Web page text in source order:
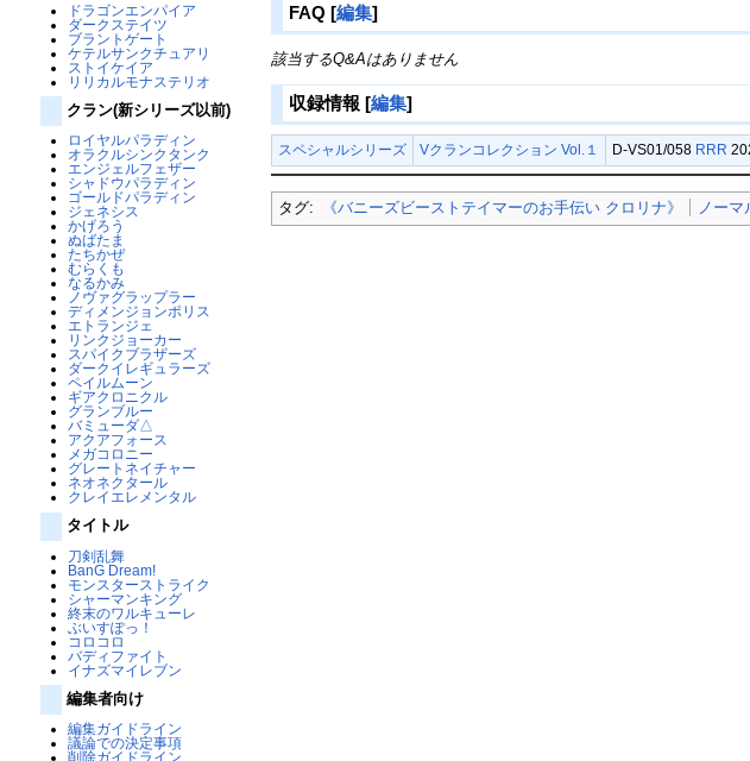
ドラゴンエンパイア
ダークステイツ
ブラントゲート
ケテルサンクチュアリ
ストイケイア
リリカルモナステリオ
クラン(新シリーズ以前)
ロイヤルパラディン
オラクルシンクタンク
エンジェルフェザー
シャドウパラディン
ゴールドパラディン
ジェネシス
かげろう
ぬばたま
たちかぜ
むらくも
なるかみ
ノヴァグラップラー
ディメンジョンポリス
エトランジェ
リンクジョーカー
スパイクブラザーズ
ダークイレギュラーズ
ペイルムーン
ギアクロニクル
グランブルー
バミューダ△
アクアフォース
メガコロニー
グレートネイチャー
ネオネクタール
クレイエレメンタル
タイトル
刀剣乱舞
BanG Dream!
モンスターストライク
シャーマンキング
終末のワルキューレ
ぶいすぽっ！
コロコロ
バディファイト
イナズマイレブン
編集者向け
編集ガイドライン
議論での決定事項
削除ガイドライン
FAQ [編集]
該当するQ&Aはありません
収録情報 [編集]
スペシャルシリーズ Vクランコレクション Vol.１ D-VS01/058 RRR
タグ: 《バニーズビーストテイマーのお手伝い クロリナ》 ノーマ